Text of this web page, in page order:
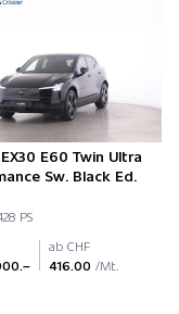
E60 Twin Ultra
Sw. Black Ed.
PS
ab CHF
416.00 /Mt.